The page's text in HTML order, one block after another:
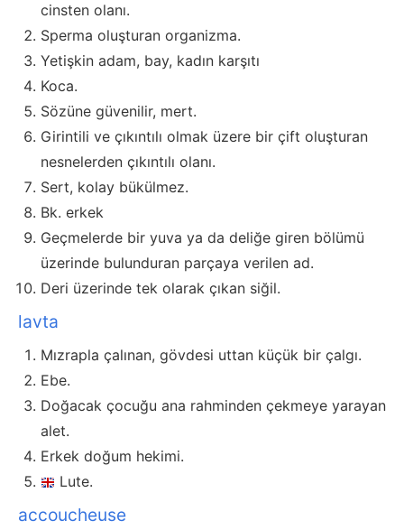
cinsten olanı.
Sperma oluşturan organizma.
Yetişkin adam, bay, kadın karşıtı
Koca.
Sözüne güvenilir, mert.
Girintili ve çıkıntılı olmak üzere bir çift oluşturan
nesnelerden çıkıntılı olanı.
Sert, kolay bükülmez.
Bk. erkek
Geçmelerde bir yuva ya da deliğe giren bölümü
üzerinde bulunduran parçaya verilen ad.
Deri üzerinde tek olarak çıkan siğil.
lavta
Mızrapla çalınan, gövdesi uttan küçük bir çalgı.
Ebe.
Doğacak çocuğu ana rahminden çekmeye yarayan
alet.
Erkek doğum hekimi.
Lute.
accoucheuse